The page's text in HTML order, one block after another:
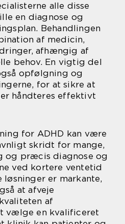
alle disse
en diagnose og
Behandlingen
af medicin,
afhængig af
behov. En vigtig del
opfølgning og
for at sikre at
håndteres effektivt
for ADHD kan være
skridt for mange,
og præcis diagnose og
ved kortere ventetid
er markante,
at afveje
af
vælge en kvalificeret